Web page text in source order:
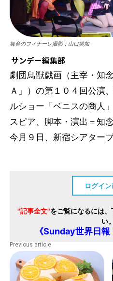
舞台のフィナーレ撮影：山口笑加
サンデー編集部
劇団鳥獣戯画（主宰・知
Ａ」）の第１０４回公演
ルショー「ベニスの商人
スピア、脚本・演出＝知
今月９日、新宿シアター
ログイ
"記事全文"をご覧になるには
い。
《Sunday世界日報
Previous article